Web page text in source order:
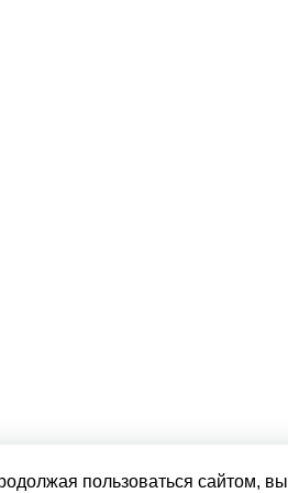
пользоваться сайтом, вы